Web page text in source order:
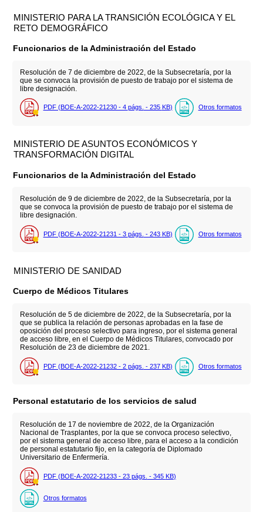
MINISTERIO PARA LA TRANSICIÓN ECOLÓGICA Y EL
RETO DEMOGRÁFICO
Funcionarios de la Administración del Estado
Resolución de 7 de diciembre de 2022, de la Subsecretaría, por la
que se convoca la provisión de puesto de trabajo por el sistema de
libre designación.
PDF (BOE-A-2022-21230 - 4 págs. - 235 KB) Otros formatos
MINISTERIO DE ASUNTOS ECONÓMICOS Y
TRANSFORMACIÓN DIGITAL
Funcionarios de la Administración del Estado
Resolución de 9 de diciembre de 2022, de la Subsecretaría, por la
que se convoca la provisión de puesto de trabajo por el sistema de
libre designación.
PDF (BOE-A-2022-21231 - 3 págs. - 243 KB) Otros formatos
MINISTERIO DE SANIDAD
Cuerpo de Médicos Titulares
Resolución de 5 de diciembre de 2022, de la Subsecretaría, por la
que se publica la relación de personas aprobadas en la fase de
oposición del proceso selectivo para ingreso, por el sistema general
de acceso libre, en el Cuerpo de Médicos Titulares, convocado por
Resolución de 23 de diciembre de 2021.
PDF (BOE-A-2022-21232 - 2 págs. - 237 KB) Otros formatos
Personal estatutario de los servicios de salud
Resolución de 17 de noviembre de 2022, de la Organización
Nacional de Trasplantes, por la que se convoca proceso selectivo,
por el sistema general de acceso libre, para el acceso a la condición
de personal estatutario fijo, en la categoría de Diplomado
Universitario de Enfermería.
PDF (BOE-A-2022-21233 - 23 págs. - 345 KB)
Otros formatos